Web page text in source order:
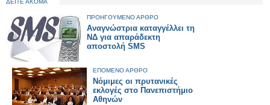
ΔΕΙΤΕ ΑΚΟΜΑ
ΠΡΟΗΓΟΥΜΕΝΟ ΑΡΘΡΟ
Αναγνώστρια καταγγέλλει τη
ΝΔ για απαράδεκτη
αποστολή SMS
ΕΠΟΜΕΝΟ ΑΡΘΡΟ
Νόμιμες οι πρυτανικές
εκλογές στο Πανεπιστήμιο
Αθηνών